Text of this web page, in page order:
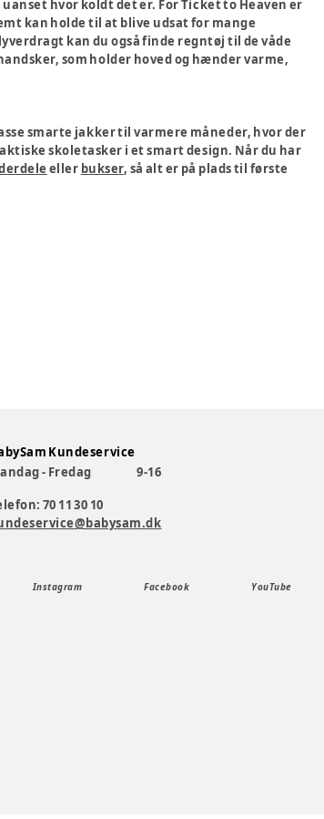
hvor koldt det er. For Ticket to Heaven er
kan holde til at blive udsat for mange
kan du også finde regntøj til de våde
som holder hoved og hænder varme,
smarte jakker til varmere måneder, hvor der
skoletasker i et smart design. Når du har
eller bukser, så alt er på plads til første
Kundeservice
- Fredag
9-16
70 11 30 10
Instagram Facebook YouTube